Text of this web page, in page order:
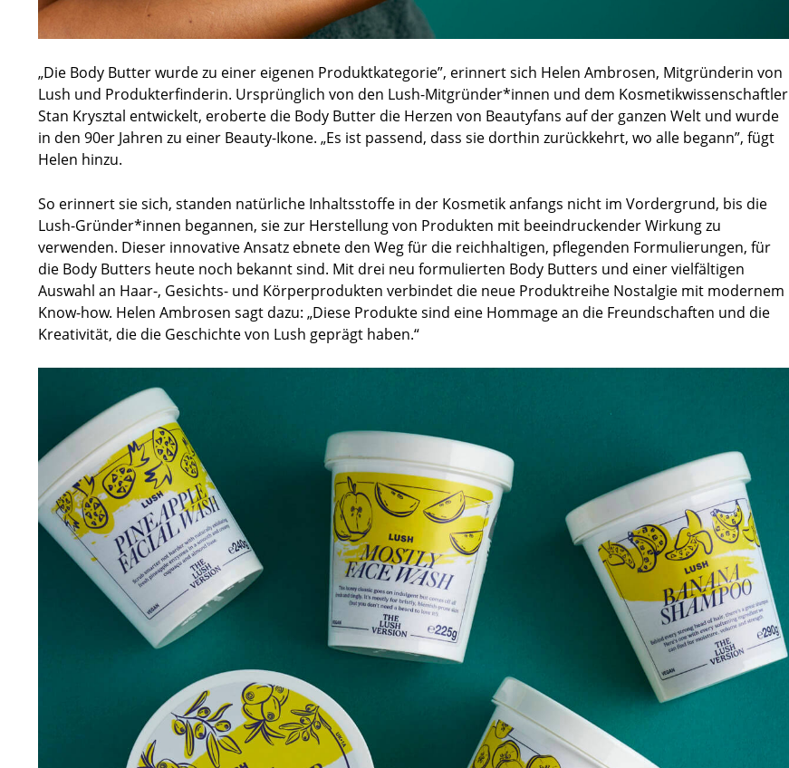
„Die Body Butter wurde zu einer eigenen Produktkategorie”, erinnert sich Helen Ambrosen, Mitgründerin von
Lush und Produkterfinderin. Ursprünglich von den Lush-Mitgründer*innen und dem Kosmetikwissenschaftler
Stan Krysztal entwickelt, eroberte die Body Butter die Herzen von Beautyfans auf der ganzen Welt und wurde
in den 90er Jahren zu einer Beauty-Ikone. „Es ist passend, dass sie dorthin zurückkehrt, wo alle begann”, fügt
Helen hinzu.
So erinnert sie sich, standen natürliche Inhaltsstoffe in der Kosmetik anfangs nicht im Vordergrund, bis die
Lush-Gründer*innen begannen, sie zur Herstellung von Produkten mit beeindruckender Wirkung zu
verwenden. Dieser innovative Ansatz ebnete den Weg für die reichhaltigen, pflegenden Formulierungen, für
die Body Butters heute noch bekannt sind. Mit drei neu formulierten Body Butters und einer vielfältigen
Auswahl an Haar-, Gesichts- und Körperprodukten verbindet die neue Produktreihe Nostalgie mit modernem
Know-how. Helen Ambrosen sagt dazu: „Diese Produkte sind eine Hommage an die Freundschaften und die
Kreativität, die die Geschichte von Lush geprägt haben.“